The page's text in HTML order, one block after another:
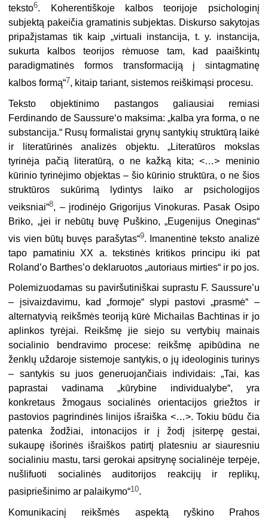
teksto6. Koherentiškoje kalbos teorijoje psichologinį
subjektą pakeičia gramatinis subjektas. Diskurso sakytojas
pripažįstamas tik kaip „virtuali instancija, t. y. instancija,
sukurta kalbos teorijos rėmuose tam, kad paaiškintų
paradigmatinės formos transformaciją į sintagmatinę
kalbos formą“7, kitaip tariant, sistemos reiškimąsi procesu.
Teksto objektinimo pastangos galiausiai remiasi
Ferdinando de Saussure‘o maksima: „kalba yra forma, o ne
substancija.“ Rusų formalistai grynų santykių struktūrą laikė
ir literatūrinės analizės objektu. „Literatūros mokslas
tyrinėja pačią literatūrą, o ne kažką kita; <…> meninio
kūrinio tyrinėjimo objektas – šio kūrinio struktūra, o ne šios
struktūros sukūrimą lydintys laiko ar psichologijos
veiksniai“8, – įrodinėjo Grigorijus Vinokuras. Pasak Osipo
Briko, „jei ir nebūtų buvę Puškino, „Eugenijus Oneginas“
vis vien būtų buvęs parašytas“9. Imanentinė teksto analizė
tapo pamatiniu XX a. tekstinės kritikos principu iki pat
Roland’o Barthes’o deklaruotos „autoriaus mirties“ ir po jos.
Polemizuodamas su paviršutiniškai suprastu F. Saussure’u
– įsivaizdavimu, kad „formoje“ slypi pastovi „prasmė“ –
alternatyvią reikšmės teoriją kūrė Michailas Bachtinas ir jo
aplinkos tyrėjai. Reikšmę jie siejo su vertybių mainais
socialinio bendravimo procese: reikšmę apibūdina ne
ženklų uždaroje sistemoje santykis, o jų ideologinis turinys
– santykis su juos generuojančiais individais: „Tai, kas
paprastai vadinama „kūrybine individualybe“, yra
konkretaus žmogaus socialinės orientacijos griežtos ir
pastovios pagrindinės linijos išraiška <…>. Tokiu būdu čia
patenka žodžiai, intonacijos ir į žodį įsiterpę gestai,
sukaupę išorinės išraiškos patirtį platesniu ar siauresniu
socialiniu mastu, tarsi gerokai apsitrynę socialinėje terpėje,
nušlifuoti socialinės auditorijos reakcijų ir replikų,
pasipriešinimo ar palaikymo“10.
Komunikacinį reikšmės aspektą ryškino Prahos